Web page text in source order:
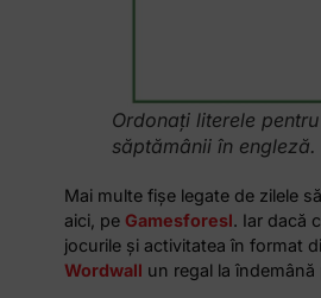
Ordonați literele
săptămânii în engleză.
Mai multe fișe legate de zilele
aici, pe Gamesforesl. Iar dacă
jocurile și activitatea în format
Wordwall un regal la îndemână